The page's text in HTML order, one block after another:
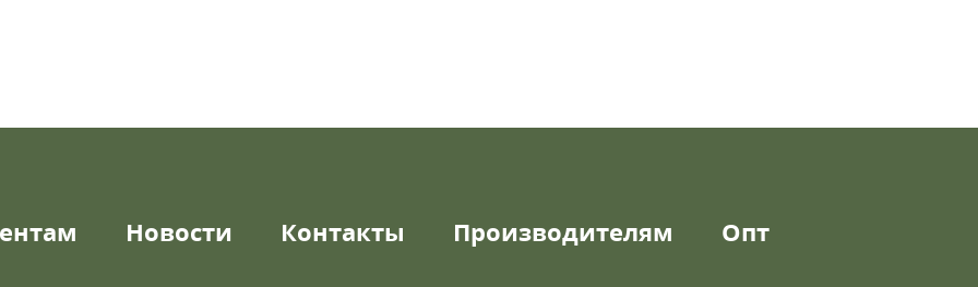
Новости Контакты Производителям Опт